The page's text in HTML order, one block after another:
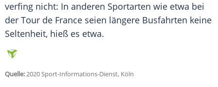
verfing nicht: In anderen Sportarten wie etwa bei
der Tour de France seien längere Busfahrten keine
Seltenheit, hieß es etwa.
Quelle:2020 Sport-Informations-Dienst, Köln